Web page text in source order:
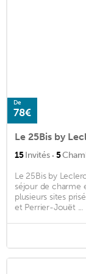
De
78€
Le 25Bis by
15Invités · 5
Le 25Bis by
séjour de charme
plusieurs sites
et Perrier-Jouët ...